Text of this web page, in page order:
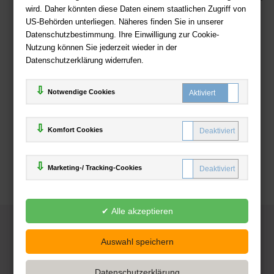
wird. Daher könnten diese Daten einem staatlichen Zugriff von
US-Behörden unterliegen. Näheres finden Sie in unserer
Datenschutzbestimmung. Ihre Einwilligung zur Cookie-
Nutzung können Sie jederzeit wieder in der
Datenschutzerklärung widerrufen.
Notwendige Cookies
Komfort Cookies
Marketing-/ Tracking-Cookies
Zahlweisen
Deutsche-Buchhandlung.de
www.deutsche-buchhandlung.de ist ein Angebot der
Handelsgesellschaft mbH
Powered by Inooga